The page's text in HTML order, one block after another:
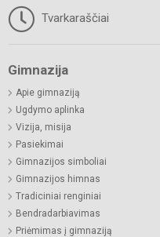
Tvarkaraščiai
Gimnazija
Apie gimnaziją
Ugdymo aplinka
Vizija, misija
Pasiekimai
Gimnazijos simboliai
Gimnazijos himnas
Tradiciniai renginiai
Bendradarbiavimas
Priėmimas į gimnaziją